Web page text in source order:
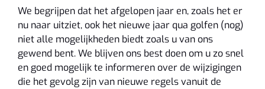
We begrijpen dat het afgelopen jaar en, zoals het er
nu naar uitziet, ook het nieuwe jaar qua golfen (nog)
niet alle mogelijkheden biedt zoals u van ons
gewend bent. We blijven ons best doen om u zo snel
en goed mogelijk te informeren over de wijzigingen
die het gevolg zijn van nieuwe regels vanuit de